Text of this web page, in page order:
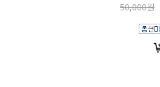
50,000원